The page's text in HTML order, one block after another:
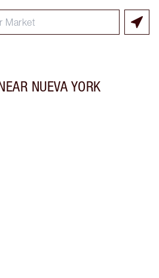
NUEVA YORK